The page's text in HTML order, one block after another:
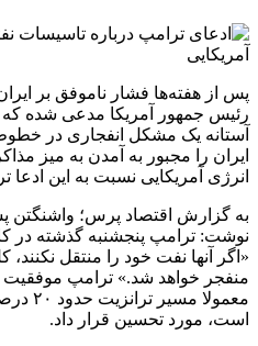
پس از هفته‌ها فشار ناموفق بر
رئیس جمهور آمریکا مدعی شده که
آستانه یک مشکل انفجاری در
ایران را مجبور به آمدن به میز
انرژی آمریکایی نسبت به این ادعا
به گزارش اقتصاد پرس؛ واشنگتن
نوشت: ترامپ پنجشنبه گذشته در
«اگر آنها نفت خود را منتقل
منفجر خواهد شد.» ترامپ موفقیت
است، مورد تحسین قرار داد.